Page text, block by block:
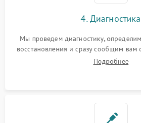
4. Диагностика
Мы проведем диагностику,
восстановления и сразу сообщим вам
Подробнее